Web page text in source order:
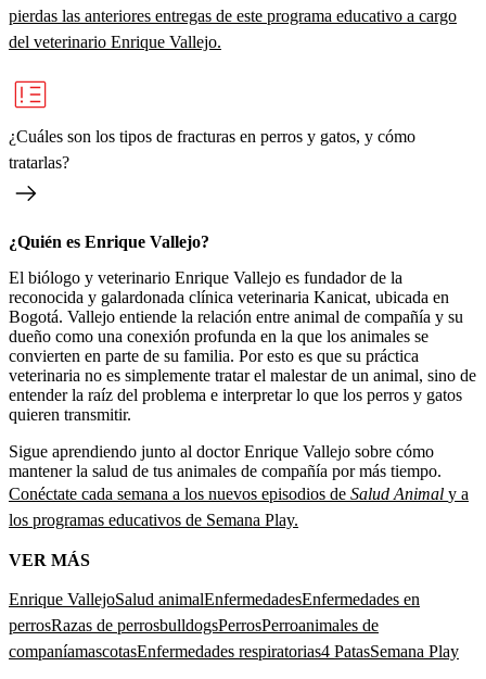
pierdas las anteriores entregas de este programa educativo a cargo
del veterinario Enrique Vallejo.
¿Cuáles son los tipos de fracturas en perros y gatos, y cómo
tratarlas?
¿Quién es Enrique Vallejo?
El biólogo y veterinario Enrique Vallejo es fundador de la
reconocida y galardonada clínica veterinaria Kanicat, ubicada en
Bogotá. Vallejo entiende la relación entre animal de compañía y su
dueño como una conexión profunda en la que los animales se
convierten en parte de su familia. Por esto es que su práctica
veterinaria no es simplemente tratar el malestar de un animal, sino de
entender la raíz del problema e interpretar lo que los perros y gatos
quieren transmitir.
Sigue aprendiendo junto al doctor Enrique Vallejo sobre cómo
mantener la salud de tus animales de compañía por más tiempo.
Conéctate cada semana a los nuevos episodios de Salud Animal y a
los programas educativos de Semana Play.
VER MÁS
Enrique VallejoSalud animalEnfermedadesEnfermedades en
perrosRazas de perrosbulldogsPerrosPerroanimales de
companíamascotasEnfermedades respiratorias4 PatasSemana Play